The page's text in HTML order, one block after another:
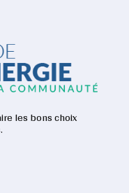
les bons choix